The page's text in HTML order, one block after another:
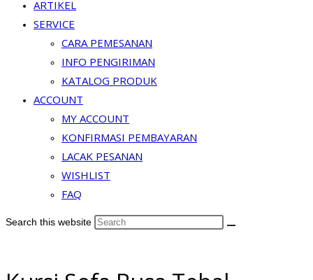
ARTIKEL
SERVICE
CARA PEMESANAN
INFO PENGIRIMAN
KATALOG PRODUK
ACCOUNT
MY ACCOUNT
KONFIRMASI PEMBAYARAN
LACAK PESANAN
WISHLIST
FAQ
Search this website